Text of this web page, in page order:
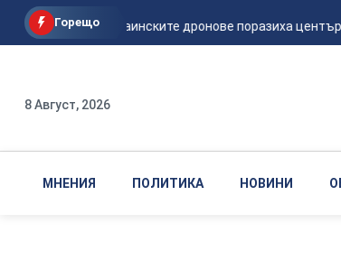
Горещо
Мадяр: Украинските дронове поразиха център
8 Август, 2026
МНЕНИЯ ПОЛИТИКА НОВИНИ